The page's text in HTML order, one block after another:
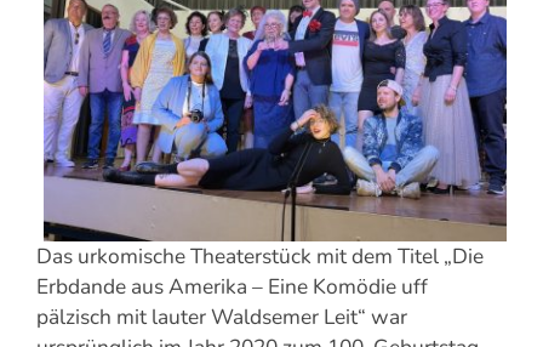
Das urkomische Theaterstück mit dem Titel „Die
Erbdande aus Amerika – Eine Komödie uff
pälzisch mit lauter Waldsemer Leit“ war